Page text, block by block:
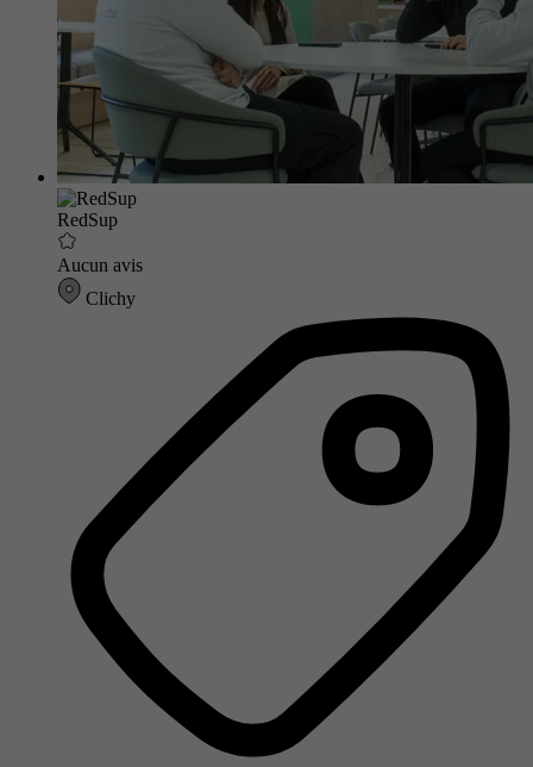
RedSup
Aucun avis
Clichy